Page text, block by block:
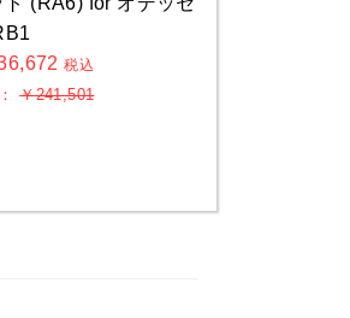
税込
￥241,501